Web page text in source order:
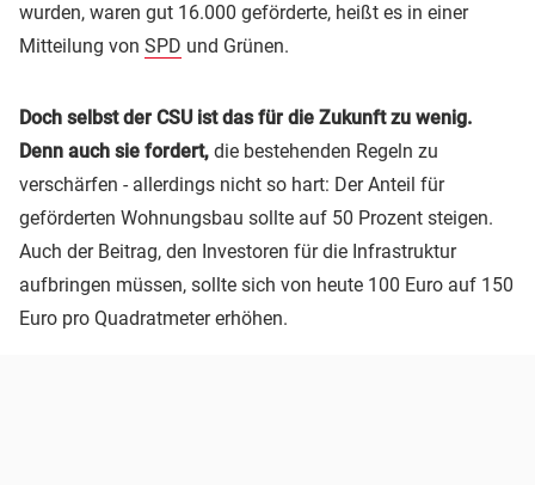
wurden, waren gut 16.000 geförderte, heißt es in einer
Mitteilung von SPD und Grünen.
Doch selbst der CSU ist das für die Zukunft zu wenig.
Denn auch sie fordert, die bestehenden Regeln zu
verschärfen - allerdings nicht so hart: Der Anteil für
geförderten Wohnungsbau sollte auf 50 Prozent steigen.
Auch der Beitrag, den Investoren für die Infrastruktur
aufbringen müssen, sollte sich von heute 100 Euro auf 150
Euro pro Quadratmeter erhöhen.